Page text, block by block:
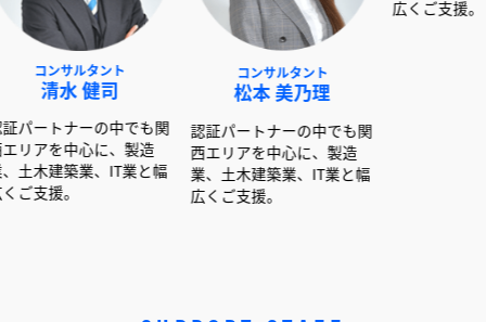
タント
の中でも関
に、製造
、IT業と幅
コンサルタント
松本 美乃理
認証パートナーの中でも関
西エリアを中心に、製造
業、土木建築業、IT業と幅
広くご支援。
認証パートナーの中でも
西エリアを中心に、製造
業、土木建築業、IT業と